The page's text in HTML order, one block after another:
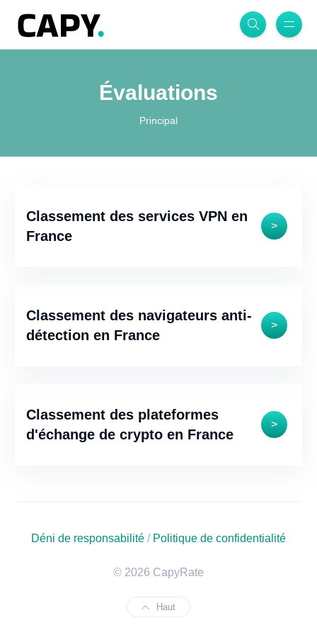
Évaluations
Principal
Classement des services VPN en
France
>
Classement des navigateurs anti-
détection en France
>
Classement des plateformes
d'échange de crypto en France
>
Déni de responsabilité / Politique de confidentialité
© 2026 CapyRate
Haut